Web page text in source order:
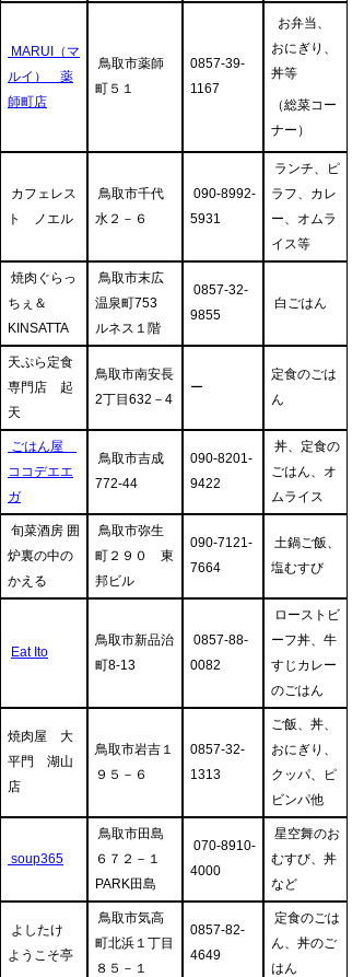
MARUI（マ
ルイ） 薬
師町店
鳥取市薬師
町５１
0857-39-
1167
お弁当、
おにぎり、
丼等
（総菜コー
ナー）
カフェレス
ト ノエル
鳥取市千代
水２－６
090-8992-
5931
ランチ、ピ
ラフ、カレ
ー、オムラ
イス等
焼肉ぐらっ
ちぇ＆
KINSATTA
鳥取市末広
温泉町753
ルネス１階
0857-32-
9855
白ごはん
天ぷら定食
専門店 起
天
鳥取市南安長
2丁目632－4
ー
定食のごは
ん
ごはん屋
ココデエエ
ガ
鳥取市吉成
772-44
090-8201-
9422
丼、定食の
ごはん、オ
ムライス
旬菜酒房 囲
炉裏の中の
かえる
鳥取市弥生
町２９０ 東
邦ビル
090-7121-
7664
土鍋ご飯、
塩むすび
Eat Ito
鳥取市新品治
町8-13
0857-88-
0082
ローストビ
ーフ丼、牛
すじカレー
のごはん
焼肉屋 大
平門 湖山
店
鳥取市岩吉１
９５－６
0857-32-
1313
ご飯、丼、
おにぎり、
クッパ、ピ
ビンパ他
soup365
鳥取市田島
６７２－１
PARK田島
070-8910-
4000
星空舞のお
むすび、丼
など
よしたけ
ようこそ亭
鳥取市気高
町北浜１丁目
８５－１
0857-82-
4649
定食のごは
ん、丼のご
はん